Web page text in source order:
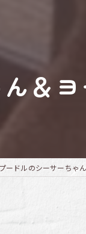
＆ヨ
ードルのシーサーちゃ